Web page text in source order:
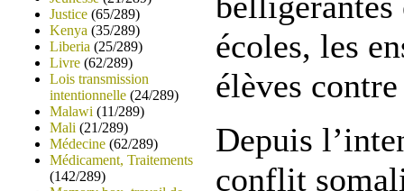
Justice (65/289)
Kenya (35/289)
Liberia (25/289)
Livre (62/289)
Lois transmission
intentionnelle (24/289)
Malawi (11/289)
Mali (21/289)
Médecine (62/289)
Médicament, Traitements
(142/289)
écoles, les
élèves
Depuis
conflit